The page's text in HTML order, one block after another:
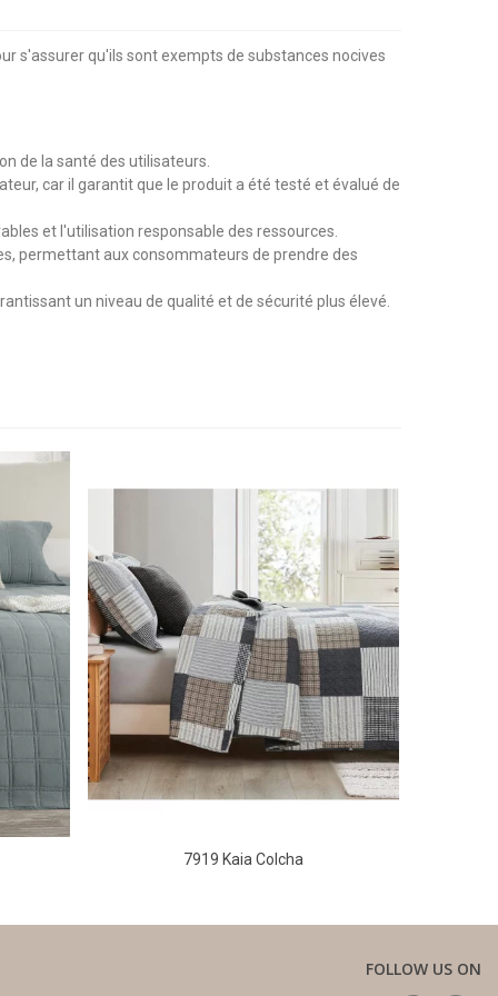
s'assurer qu'ils sont exempts de substances nocives
de la santé des utilisateurs.
car il garantit que le produit a été testé et évalué de
et l'utilisation responsable des ressources.
permettant aux consommateurs de prendre des
un niveau de qualité et de sécurité plus élevé.
7919 Kaia Colcha
FOLLOW US ON